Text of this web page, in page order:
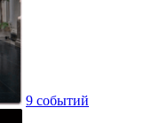
9 событий